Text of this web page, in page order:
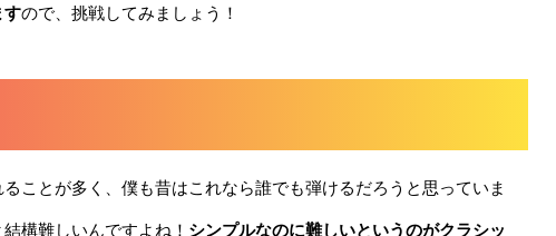
すので、挑戦してみましょう！
ことが多く、僕も昔はこれなら誰でも弾けるだろうと思っていま
構難しいんですよね！ シンプルなのに難しいというのがクラシッ